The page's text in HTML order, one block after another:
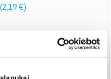
(2,19 €)